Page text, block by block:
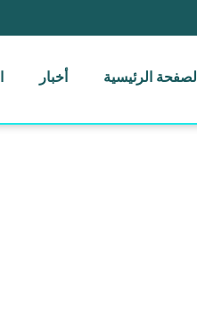
الصفحة الرئيسية أخبار